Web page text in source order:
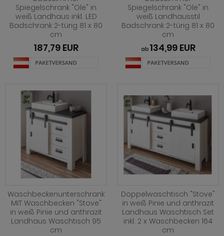
Spiegelschrank "Ole" in
weiß Landhaus inkl. LED
Badschrank 2-türig 81 x 80
cm
187,79 EUR
Spiegelschrank "Ole" in
weiß Landhausstil
Badschrank 2-türig 81 x 80
cm
ab 134,99 EUR
Waschbeckenunterschrank
MIT Waschbecken "Stove"
in weiß Pinie und anthrazit
Landhaus Waschtisch 95
cm
Doppelwaschtisch "Stove"
in weiß Pinie und anthrazit
Landhaus Waschtisch Set
inkl. 2 x Waschbecken 164
cm
Louna
Merced weiß-Eiche
Nobile
Ribera
Rideau
Ronson
Rovola
Scandik
Sentra
Seyne
Hochglanz
Glasplatte
Stauraum
Ronson
Rovola
Stove weiß Pinie
Rovola
Runner grau
SetOne weiß und grau
Stove weiß Pinie
Tetis
Touch